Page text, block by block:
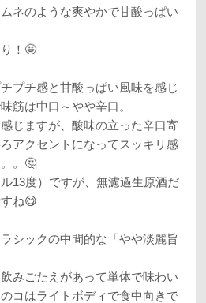
ネのような爽やかで甘酸っぱい
！🤩
プチ感と甘酸っぱい風味を感じ
筋は中口～やや辛口。
じますが、酸味の立った辛口寄
アクセントになってスッキリ感
。🤔
13度）ですが、無濾過生原酒だ
ね😋
シックの中間的な「やや淡麗旨
みごたえがあって単体で味わい
コはライトボディで食中向きで